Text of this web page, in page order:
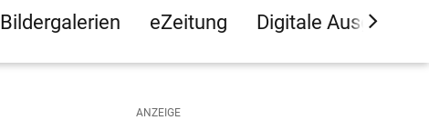
Bildergalerien eZeitung Digitale Ausgaben